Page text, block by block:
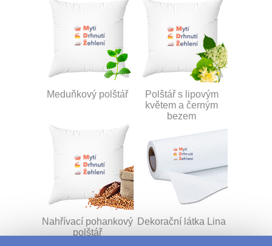
Meduňkový polštář
Polštář s lipovým
květem a černým
bezem
Nahřívací pohankový
polštář
Dekorační látka Lina